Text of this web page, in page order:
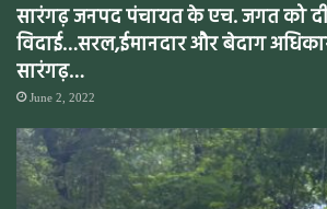
सारंगढ़ जनपद पंचायत के एच. जगत को दी
विदाई…सरल,ईमानदार और बेदाग
सारंगढ़…
June 2, 2022